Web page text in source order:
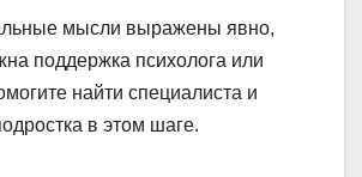
мысли выражены явно,
поддержка психолога или
найти специалиста и
в этом шаге.